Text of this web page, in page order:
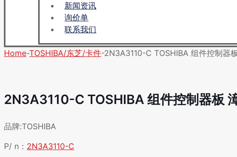
新闻资讯
询价单
联系我们
Home-TOSHIBA/东芝/卡件-2N3A3110-C TOSHIBA 组件控制器
2N3A3110-C TOSHIBA 组件控制器板
品牌:TOSHIBA
P/ n： 2N3A3110-C